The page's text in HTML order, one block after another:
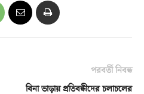
পরবর্তী নিবন্ধ
বিনা ভাড়ায় প্রতিবন্ধীদের চলাচলের